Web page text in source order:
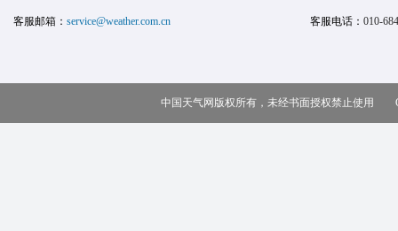
客服邮箱： service@weather.com.cn 客服电话： 010-
中国天气网版权所有，未经书面授权禁止使用